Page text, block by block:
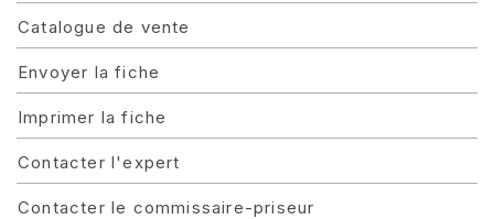
Catalogue de vente
Envoyer la fiche
Imprimer la fiche
Contacter l'expert
Contacter le commissaire-priseur